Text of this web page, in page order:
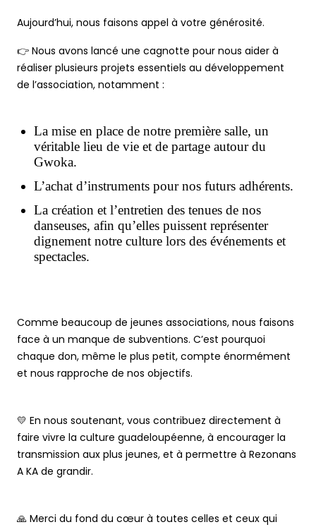
Aujourd’hui, nous faisons appel à votre générosité.
👉 Nous avons lancé une cagnotte pour nous aider à
réaliser plusieurs projets essentiels au développement
de l’association, notamment :
La mise en place de notre première salle, un
véritable lieu de vie et de partage autour du
Gwoka.
L’achat d’instruments pour nos futurs adhérents.
La création et l’entretien des tenues de nos
danseuses, afin qu’elles puissent représenter
dignement notre culture lors des événements et
spectacles.
Comme beaucoup de jeunes associations, nous faisons
face à un manque de subventions. C’est pourquoi
chaque don, même le plus petit, compte énormément
et nous rapproche de nos objectifs.
💛 En nous soutenant, vous contribuez directement à
faire vivre la culture guadeloupéenne, à encourager la
transmission aux plus jeunes, et à permettre à Rezonans
A KA de grandir.
🙏 Merci du fond du cœur à toutes celles et ceux qui